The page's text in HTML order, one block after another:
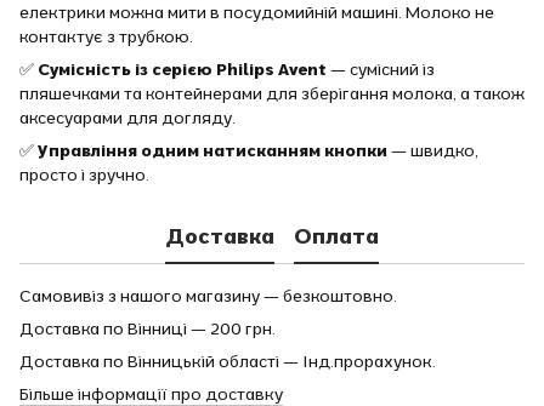
електрики можна мити в посудомийній машині. Молоко не
контактує з трубкою.
✅ Сумісність із серією Philips Avent — сумісний із
пляшечками та контейнерами для зберігання молока, а також
аксесуарами для догляду.
✅Управління одним натисканням кнопки — швидко,
просто і зручно.
Доставка Оплата
Самовивіз з нашого магазину — безкоштовно.
Доставка по Вінниці — 200 грн.
Доставка по Вінницькій області — Інд.прорахунок.
Більше інформації про доставку